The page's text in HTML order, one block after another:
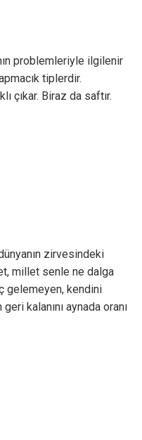
problemleriyle ilgilenir
tiplerdir.
çıkar. Biraz da saftır.
zirvesindeki
millet senle ne dalga
gelemeyen, kendini
kalanını aynada oranı